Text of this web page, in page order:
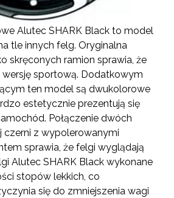
Alutec SHARK Black to model
tle innych felg. Oryginalna
skręconych ramion sprawia, że
sportową. Dodatkowym
ten model są dwukolorowe
estetycznie prezentują się
Połączenie dwóch
czerni z wypolerowanymi
sprawia, że felgi wyglądają
Alutec SHARK Black wykonane
stopów lekkich, co
się do zmniejszenia wagi